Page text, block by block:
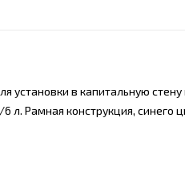
установки в капитальную
Рамная конструкция, синего